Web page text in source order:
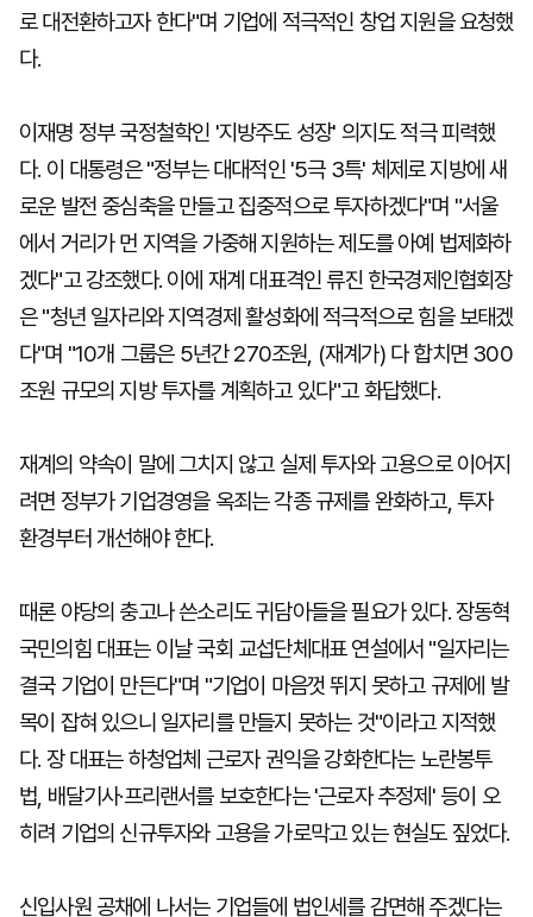
로 대전환하고자 한다"며 기업에 적극적인 창업 지원을 요청했
다.
이재명 정부 국정철학인 '지방주도 성장' 의지도 적극 피력했
다. 이 대통령은 "정부는 대대적인 '5극 3특' 체제로 지방에 새
로운 발전 중심축을 만들고 집중적으로 투자하겠다"며 "서울
에서 거리가 먼 지역을 가중해 지원하는 제도를 아예 법제화하
겠다"고 강조했다. 이에 재계 대표격인 류진 한국경제인협회장
은 "청년 일자리와 지역경제 활성화에 적극적으로 힘을 보태겠
다"며 "10개 그룹은 5년간 270조원, (재계가) 다 합치면 300
조원 규모의 지방 투자를 계획하고 있다"고 화답했다.
재계의 약속이 말에 그치지 않고 실제 투자와 고용으로 이어지
려면 정부가 기업경영을 옥죄는 각종 규제를 완화하고, 투자
환경부터 개선해야 한다.
때론 야당의 충고나 쓴소리도 귀담아들을 필요가 있다. 장동혁
국민의힘 대표는 이날 국회 교섭단체대표 연설에서 "일자리는
결국 기업이 만든다"며 "기업이 마음껏 뛰지 못하고 규제에 발
목이 잡혀 있으니 일자리를 만들지 못하는 것"이라고 지적했
다. 장 대표는 하청업체 근로자 권익을 강화한다는 노란봉투
법, 배달기사·프리랜서를 보호한다는 '근로자 추정제' 등이 오
히려 기업의 신규투자와 고용을 가로막고 있는 현실도 짚었다.
신입사원 공채에 나서는 기업들에 법인세를 감면해 주겠다는